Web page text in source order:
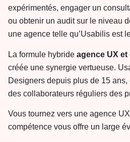
expérimentés, engager un
ou obtenir un audit sur le niveau
une agence telle qu’Usabilis est
La formule hybride agence UX
créée une synergie vertueuse.
Designers depuis plus de 15
des collaborateurs réguliers des
Vous tournez vers une agence
compétence vous offre un large